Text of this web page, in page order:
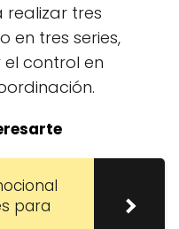
realizar tres
en tres series,
control en
para